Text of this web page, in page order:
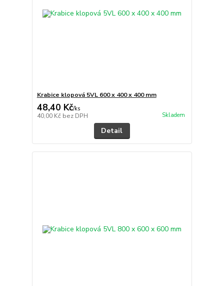
Krabice klopová 5VL 600 x 400 x 400 mm
48,40 Kč/ks
40,00 Kč bez DPH Skladem
Detail